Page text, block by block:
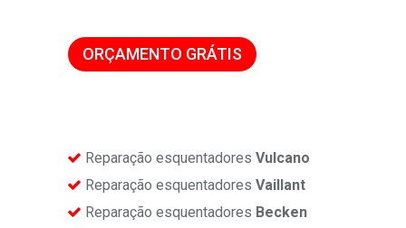
ORÇAMENTO GRÁTIS
Reparação esquentadores Vulcano
Reparação esquentadores Vaillant
Reparação esquentadores Becken